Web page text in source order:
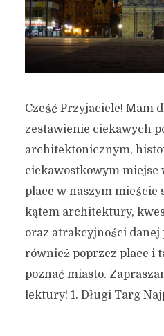
Cześć Przyjaciele! Mam
zestawienie ciekawych
architektonicznym,
ciekawostkowym miejsc
place w naszym mieście
kątem architektury,
oraz atrakcyjności danej
również poprzez place i
poznać miasto.
lektury! 1. Długi Targ